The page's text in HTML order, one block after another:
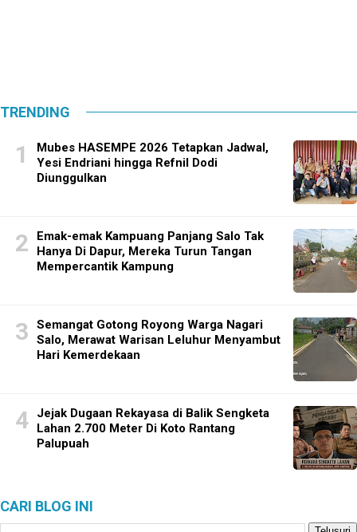
TRENDING
Mubes HASEMPE 2026 Tetapkan Jadwal,
Yesi Endriani hingga Refnil Dodi
Diunggulkan
Emak-emak Kampuang Panjang Salo Tak
Hanya Di Dapur, Mereka Turun Tangan
Mempercantik Kampung
Semangat Gotong Royong Warga Nagari
Salo, Merawat Warisan Leluhur Menyambut
Hari Kemerdekaan
Jejak Dugaan Rekayasa di Balik Sengketa
Lahan 2.700 Meter Di Koto Rantang
Palupuah
CARI BLOG INI